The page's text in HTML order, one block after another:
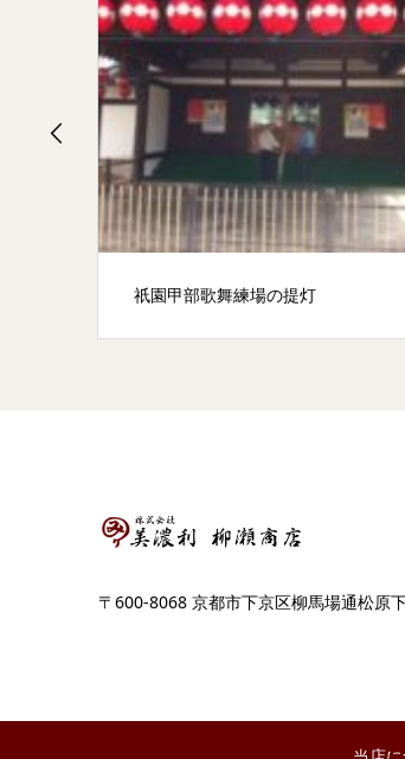
祇園甲部歌舞練場の提灯
〒600-8068 京都市下京区柳馬場通松原